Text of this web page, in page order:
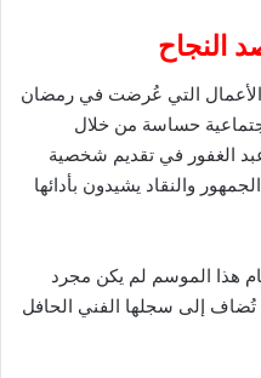
النجاح
التي عُرضت في رمضان
حساسة من خلال
الغفور في تقديم شخصية
والنقاد يشيدون بأدائها
هذا الموسم لم يكن مجرد
إلى سجلها الفني الحافل